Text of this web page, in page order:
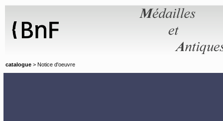
catalogue > Notice d'oeuvre